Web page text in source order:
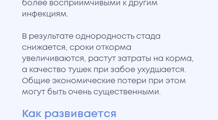
более восприимчивыми к другим
инфекциям.
В результате однородность стада
снижается, сроки откорма
увеличиваются, растут затраты на корма,
а качество тушек при забое ухудшается.
Общие экономические потери при этом
могут быть очень существенными.
Как развивается